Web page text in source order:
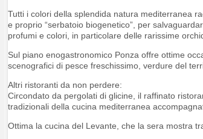
Tutti i colori della splendida natura mediterranea
e proprio “serbatoio biogenetico”, per
profumi e colori, in particolare delle rarissime
Sul piano enogastronomico Ponza offre ottime
scenografici di pesce freschissimo, verdure del
Altri ristoranti da non perdere:
Circondato da pergolati di glicine, il raffinato
tradizionali della cucina mediterranea
Ottima la cucina del Levante, che la sera mostra